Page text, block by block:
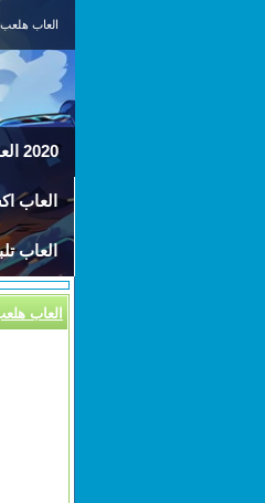
العاب هلعب 2025
2020 العاب طبخ بنات حقيقية جديدة 2019 - العاب مطبخ
العاب اكشن 2019 - العاب
العاب تلبيس بنات
العاب هلعب